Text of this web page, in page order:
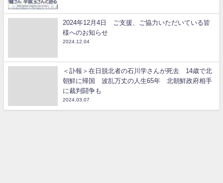
2024年12月4日 ご支援、ご協力いただいている皆
様へのお知らせ
2024.12.04
＜訃報＞在日脱北者の石川学さんが死去 14歳で北
朝鮮に帰国 波乱万丈の人生65年 北朝鮮政府相手
に裁判闘争も
2024.03.07